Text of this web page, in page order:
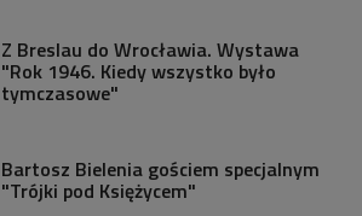
Z Breslau do Wrocławia. Wystawa
"Rok 1946. Kiedy wszystko było
tymczasowe"
Bartosz Bielenia gościem specjalnym
"Trójki pod Księżycem"